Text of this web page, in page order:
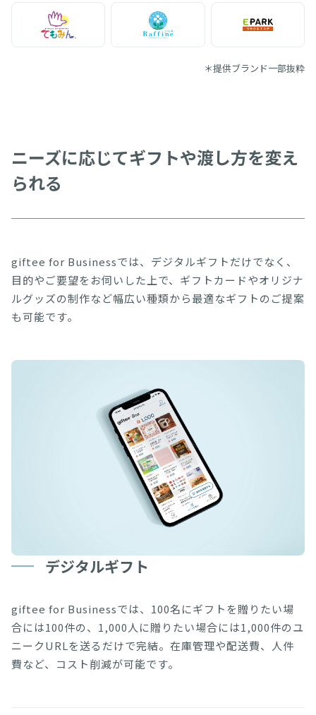
＊提供ブランド一部抜粋
ニーズに応じてギフトや渡し方を変え
られる
giftee for Businessでは、デジタルギフトだけでなく、
目的やご要望をお伺いした上で、ギフトカードやオリジナ
ルグッズの制作など幅広い種類から最適なギフトのご提案
も可能です。
デジタルギフト
giftee for Businessでは、100名にギフトを贈りたい場
合には100件の、1,000人に贈りたい場合には1,000件のユ
ニークURLを送るだけで完結。在庫管理や配送費、人件
費など、コスト削減が可能です。